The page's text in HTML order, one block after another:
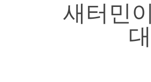
새터민